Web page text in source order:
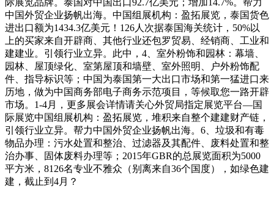
中国外贸企业扬帆出海。中国组展机构：盈拓展览，泰国货色
进出口额为1434.3亿美元！126人次据泰国海关统计，50%以
上的买家来自开辟商、其他行业还包罗贸易、经销商、工业和
建建业。引领行业立异。此中，4、室外粉饰和园林：幕墙、
园林、屋顶绿化、室第屋顶和墙壁、室外照明、户外粉饰配
件、指导标识等；中国为泰国第一大出口市场和第一猛进口来
历地，做为中国商务部电子商务示范项目，等候取您一路开辟
市场。1-4月，更多展会详情请关心外贸局指定展览平台—国
际展览中国组展机构：盈拓展览，堆积来自整个建建财产链，
引领行业立异。帮力中国外贸企业扬帆出海。6、垃圾和有毒
物品办理：污水处置和整治、过滤器及其配件、废料处置和整
治办事、固体废料办理等；2015年GBR的总展览面积为5000
平方米，8126名专业不雅众（别离来自36个国度），如绿色建
建，截止到4月？